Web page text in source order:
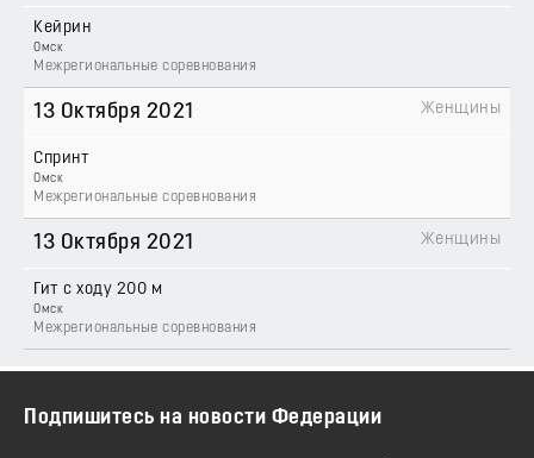
Кейрин
Омск
Межрегиональные соревнования
13 Октября 2021
Спринт
Омск
Межрегиональные соревнования
Женщины
13 Октября 2021
Гит с ходу 200 м
Омск
Межрегиональные соревнования
Женщины
Подпишитесь на новости Федерации